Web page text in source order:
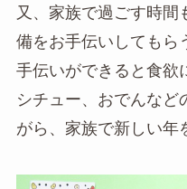
又、家族で過ごす時間
備をお手伝いしてもら
手伝いができると食欲
シチュー、おでんなど
がら、家族で新しい年